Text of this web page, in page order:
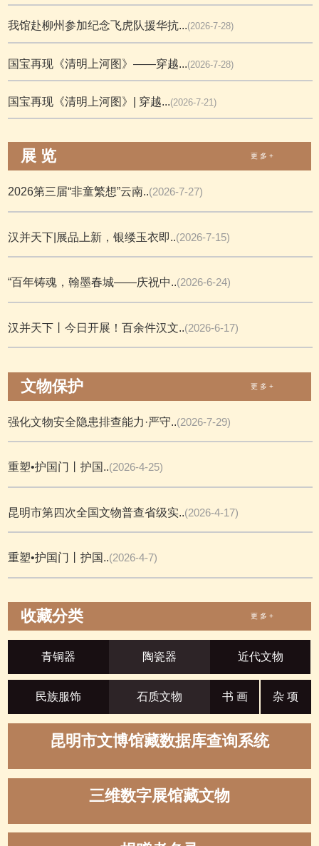
我馆赴柳州参加纪念飞虎队援华抗...(2026-7-28)
国宝再现《清明上河图》——穿越...(2026-7-28)
国宝再现《清明上河图》| 穿越...(2026-7-21)
展 览 更 多 +
2026第三届“非童繁想”云南..(2026-7-27)
汉并天下|展品上新，银缕玉衣即..(2026-7-15)
“百年铸魂，翰墨春城——庆祝中..(2026-6-24)
汉并天下丨今日开展！百余件汉文..(2026-6-17)
文物保护 更 多 +
强化文物安全隐患排查能力·严守..(2026-7-29)
重塑•护国门丨护国..(2026-4-25)
昆明市第四次全国文物普查省级实..(2026-4-17)
重塑•护国门丨护国..(2026-4-7)
收藏分类 更 多 +
青铜器 陶瓷器 近代文物
民族服饰 石质文物 书 画 杂 项
昆明市文博馆藏数据库查询系统
三维数字展馆藏文物